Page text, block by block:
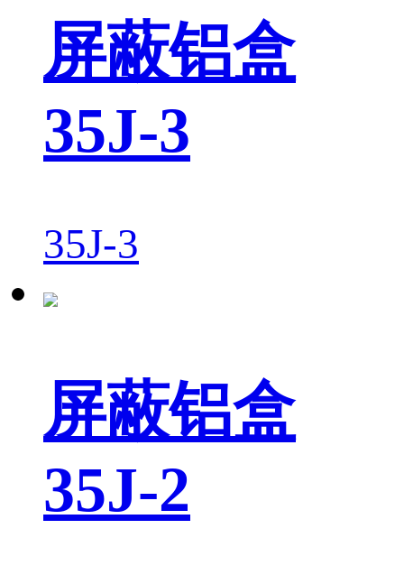
屏蔽铝盒
35J-3
35J-3
屏蔽铝盒
35J-2